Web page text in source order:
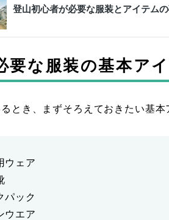
登山初心者が必要な服装とアイテム
要な服装の基本ア
とき、まずそろえておきたい基本
ウェア
パック
ウエア